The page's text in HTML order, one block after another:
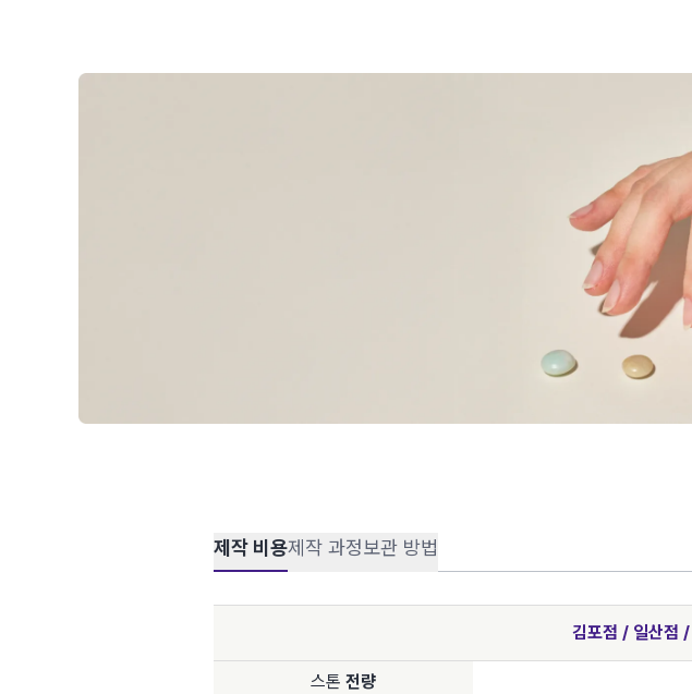
제작 비용제작 과정보관 방법
김포점 / 일산점
스톤 전량